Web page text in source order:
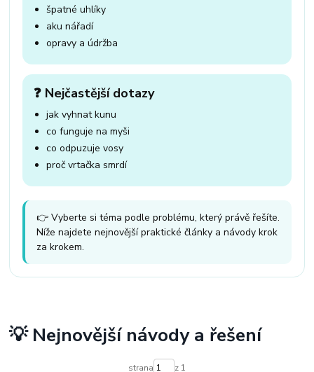
špatné uhlíky
aku nářadí
opravy a údržba
❓ Nejčastější dotazy
jak vyhnat kunu
co funguje na myši
co odpuzuje vosy
proč vrtačka smrdí
👉 Vyberte si téma podle problému, který právě řešíte.
Níže najdete nejnovější praktické články a návody krok
za krokem.
💡 Nejnovější návody a řešení
strana z 1